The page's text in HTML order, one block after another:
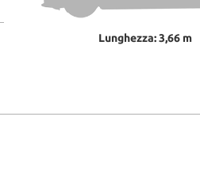
Lunghezza: 3,66 m
utente